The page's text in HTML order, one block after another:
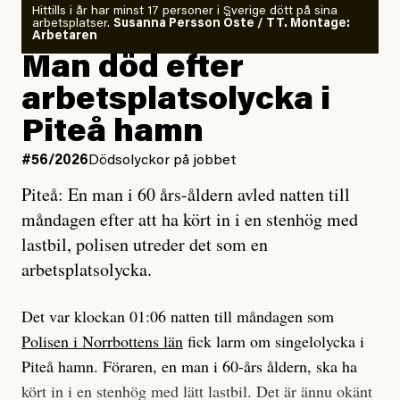
Vem är det som Dagens ETC skriver för?
Vad betyder det att vara en röd, grön och oberoende
tidning?
Vad är bra journalistik?
Ett försök till korta svar som jag hoppas kan förtydliga
för Kuhn och Sassarinis-McGowan och andra hur jag
som chefredaktör ser på Dagens ETC:s uppdrag och
roll.
Vi skriver för våra läsare som vill bli informerade,
överraskade, bekräftade, utmanade – och som kräver
att vi granskar allt och alla.
Om läkaren säger vaccinera dig
så säger jag tvärtemot.
Jag lärde mig renovera
enligt uråldrig metod
och lade min sista ungdom
på att laga en gammal bod.
Jag sökte ljuset och meningen,
efter det som var rent, rätt och sant,
och aldrig såg jag det klarare än
när jag ombord på bussen hjälpte en tant.
#23/2026Intervjun
Jesper Lundby: ”Livet i sig
är ganska politiskt”
Hittills i år har minst 17 personer i Sverige dött på sina
arbetsplatser. Susanna Persson Öste / TT. Montage:
Arbetaren
Man död efter
arbetsplatsolycka i
Piteå hamn
#56/2026 Dödsolyckor på jobbet
Piteå: En man i 60 års-åldern avled natten till
måndagen efter att ha kört in i en stenhög med
lastbil, polisen utreder det som en
arbetsplatsolycka.
Det var klockan 01:06 natten till måndagen som
Polisen i Norrbottens län fick larm om singelolycka i
Piteå hamn. Föraren, en man i 60-års åldern, ska ha
kört in i en stenhög med lätt lastbil. Det är ännu okänt